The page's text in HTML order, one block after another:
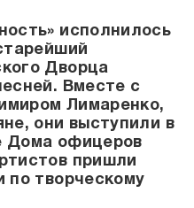
исполнилось
Дворца
Вместе с
Лимаренко,
они выступили в
Дома офицеров
пришли
по творческому